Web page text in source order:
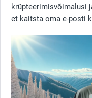
krüpteerimisvõimalusi
et kaitsta oma e-posti